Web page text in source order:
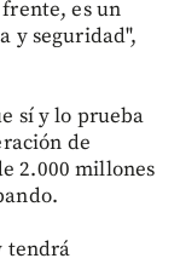
es un
y seguridad",
sí y lo prueba
de
2.000 millones
tendrá